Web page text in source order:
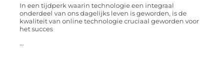
In een tijdperk waarin technologie een integraal
onderdeel van ons dagelijks leven is geworden, is de
kwaliteit van online technologie cruciaal geworden voor
het succes
...